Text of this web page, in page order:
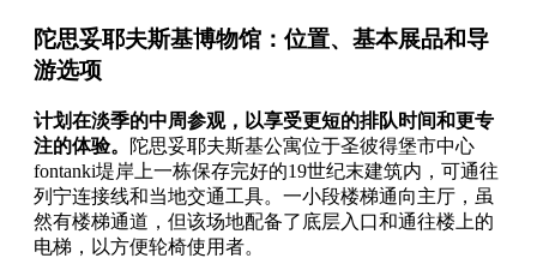
陀思妥耶夫斯基博物馆：位置、基本展品和导
游选项
计划在淡季的中周参观，以享受更短的排队时间和更专
注的体验。
陀思妥耶夫斯基公寓位于圣彼得堡市中心
fontanki堤岸上一栋保存完好的19世纪末建筑内，可通往
列宁连接线和当地交通工具。一小段楼梯通向主厅，虽
然有楼梯通道，但该场地配备了底层入口和通往楼上的
电梯，以方便轮椅使用者。